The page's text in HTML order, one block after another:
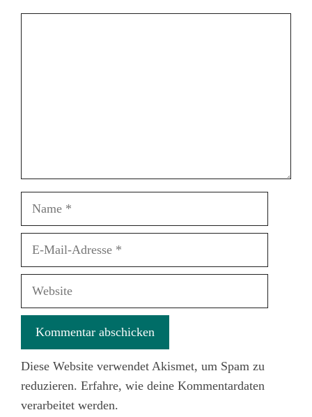
Name
Website
Diese Website verwendet Akismet, um Spam zu
reduzieren. Erfahre, wie deine Kommentardaten
verarbeitet werden.